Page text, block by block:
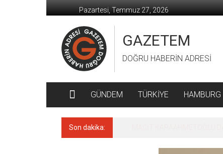
geç
Pazartesi, Temmuz 27, 2026
GAZETEM
DOĞRU HABERİN ADRESİ
GÜNDEM TÜRKİYE HAMBURG
Son dakika: